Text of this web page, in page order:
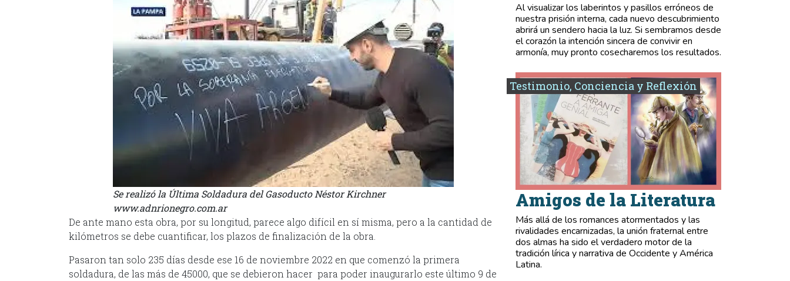
Se realizó la Última Soldadura del Gasoducto Néstor Kirchner
www.adnrionegro.com.ar
De ante mano esta obra, por su longitud, parece algo difícil en sí misma, pero a la cantidad de
kilómetros se debe cuantificar, los plazos de finalización de la obra.
Pasaron tan solo 235 días desde ese 16 de noviembre 2022 en que comenzó la primera
soldadura, de las más de 45000, que se debieron hacer para poder inaugurarlo este último 9 de
Al visualizar los laberintos y pasillos erróneos de
nuestra prisión interna, cada nuevo descubrimiento
abrirá un sendero hacia la luz. Si sembramos desde
el corazón la intención sincera de convivir en
armonía, muy pronto cosecharemos los resultados.
Testimonio, Conciencia y Reflexión
Amigos de la Literatura
Más allá de los romances atormentados y las
rivalidades encarnizadas, la unión fraternal entre
dos almas ha sido el verdadero motor de la
tradición lírica y narrativa de Occidente y América
Latina.